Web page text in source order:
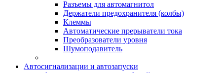
Разъемы для автомагнитол
Держатели предохранителя (колбы)
Клеммы
Автоматические прерыватели тока
Преобразователи уровня
Шумоподавитель
Автосигнализации и автозапуски